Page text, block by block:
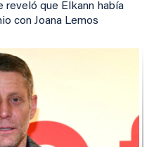
reveló que Elkann había
con Joana Lemos